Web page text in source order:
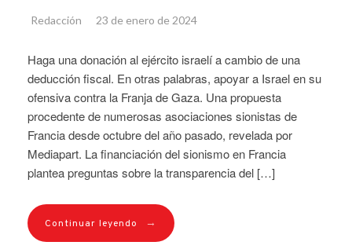
Redacción 23 de enero de 2024
Haga una donación al ejército israelí a cambio de una
deducción fiscal. En otras palabras, apoyar a Israel en su
ofensiva contra la Franja de Gaza. Una propuesta
procedente de numerosas asociaciones sionistas de
Francia desde octubre del año pasado, revelada por
Mediapart. La financiación del sionismo en Francia
plantea preguntas sobre la transparencia del […]
Continuar leyendo →